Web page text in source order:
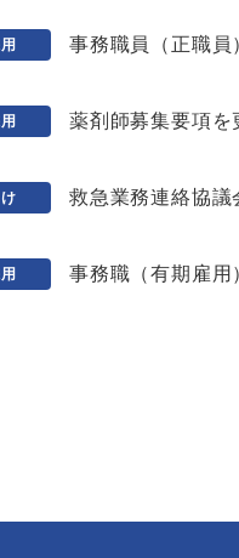
事務職員（正職員
薬剤師募集要項を
救急業務連絡協議
事務職（有期雇用